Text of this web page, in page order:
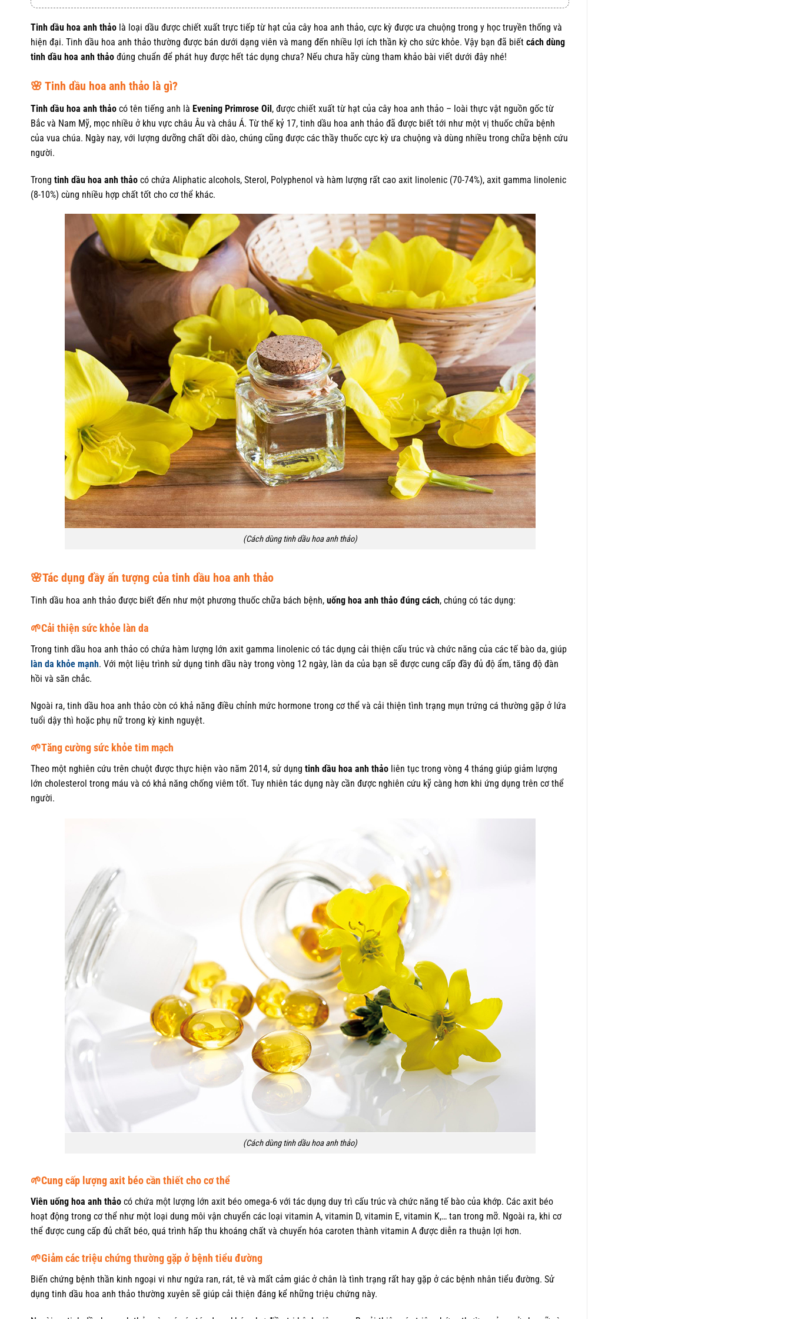
Tinh dầu hoa anh thảo là loại dầu được chiết xuất trực tiếp từ hạt của cây hoa anh thảo, cực kỳ được ưa chuộng trong y học truyền thống và
hiện đại. Tinh dầu hoa anh thảo thường được bán dưới dạng viên và mang đến nhiều lợi ích thần kỳ cho sức khỏe. Vậy bạn đã biết cách dùng
tinh dầu hoa anh thảo đúng chuẩn để phát huy được hết tác dụng chưa? Nếu chưa hãy cùng tham khảo bài viết dưới đây nhé!
🌸 Tinh dầu hoa anh thảo là gì?
Tinh dầu hoa anh thảo có tên tiếng anh là Evening Primrose Oil, được chiết xuất từ hạt của cây hoa anh thảo – loài thực vật nguồn gốc từ
Bắc và Nam Mỹ, mọc nhiều ở khu vực châu Âu và châu Á. Từ thế kỷ 17, tinh dầu hoa anh thảo đã được biết tới như một vị thuốc chữa bệnh
của vua chúa. Ngày nay, với lượng dưỡng chất dồi dào, chúng cũng được các thầy thuốc cực kỳ ưa chuộng và dùng nhiều trong chữa bệnh cứu
người.
Trong tinh dầu hoa anh thảo có chứa Aliphatic alcohols, Sterol, Polyphenol và hàm lượng rất cao axit linolenic (70-74%), axit gamma linolenic
(8-10%) cùng nhiều hợp chất tốt cho cơ thể khác.
(Cách dùng tinh dầu hoa anh thảo)
🌸Tác dụng đầy ấn tượng của tinh dầu hoa anh thảo
Tinh dầu hoa anh thảo được biết đến như một phương thuốc chữa bách bệnh, uống hoa anh thảo đúng cách, chúng có tác dụng:
🌱Cải thiện sức khỏe làn da
Trong tinh dầu hoa anh thảo có chứa hàm lượng lớn axit gamma linolenic có tác dụng cải thiện cấu trúc và chức năng của các tế bào da, giúp
làn da khỏe mạnh. Với một liệu trình sử dụng tinh dầu này trong vòng 12 ngày, làn da của bạn sẽ được cung cấp đầy đủ độ ẩm, tăng độ đàn
hồi và săn chắc.
Ngoài ra, tinh dầu hoa anh thảo còn có khả năng điều chỉnh mức hormone trong cơ thể và cải thiện tình trạng mụn trứng cá thường gặp ở lứa
tuổi dậy thì hoặc phụ nữ trong kỳ kinh nguyệt.
🌱Tăng cường sức khỏe tim mạch
Theo một nghiên cứu trên chuột được thực hiện vào năm 2014, sử dụng tinh dầu hoa anh thảo liên tục trong vòng 4 tháng giúp giảm lượng
lớn cholesterol trong máu và có khả năng chống viêm tốt. Tuy nhiên tác dụng này cần được nghiên cứu kỹ càng hơn khi ứng dụng trên cơ thể
người.
(Cách dùng tinh dầu hoa anh thảo)
🌱Cung cấp lượng axit béo cần thiết cho cơ thể
Viên uống hoa anh thảo có chứa một lượng lớn axit béo omega-6 với tác dụng duy trì cấu trúc và chức năng tế bào của khớp. Các axit béo
hoạt động trong cơ thể như một loại dung môi vận chuyển các loại vitamin A, vitamin D, vitamin E, vitamin K,… tan trong mỡ. Ngoài ra, khi cơ
thể được cung cấp đủ chất béo, quá trình hấp thu khoáng chất và chuyển hóa caroten thành vitamin A được diễn ra thuận lợi hơn.
🌱Giảm các triệu chứng thường gặp ở bệnh tiểu đường
Biến chứng bệnh thần kinh ngoại vi như ngứa ran, rát, tê và mất cảm giác ở chân là tình trạng rất hay gặp ở các bệnh nhân tiểu đường. Sử
dụng tinh dầu hoa anh thảo thường xuyên sẽ giúp cải thiện đáng kể những triệu chứng này.